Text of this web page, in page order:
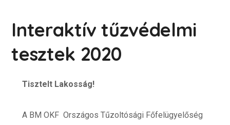
Interaktív tűzvédelmi
tesztek 2020
Tisztelt Lakosság!
A BM OKF Országos Tűzoltósági Főfelügyelőség